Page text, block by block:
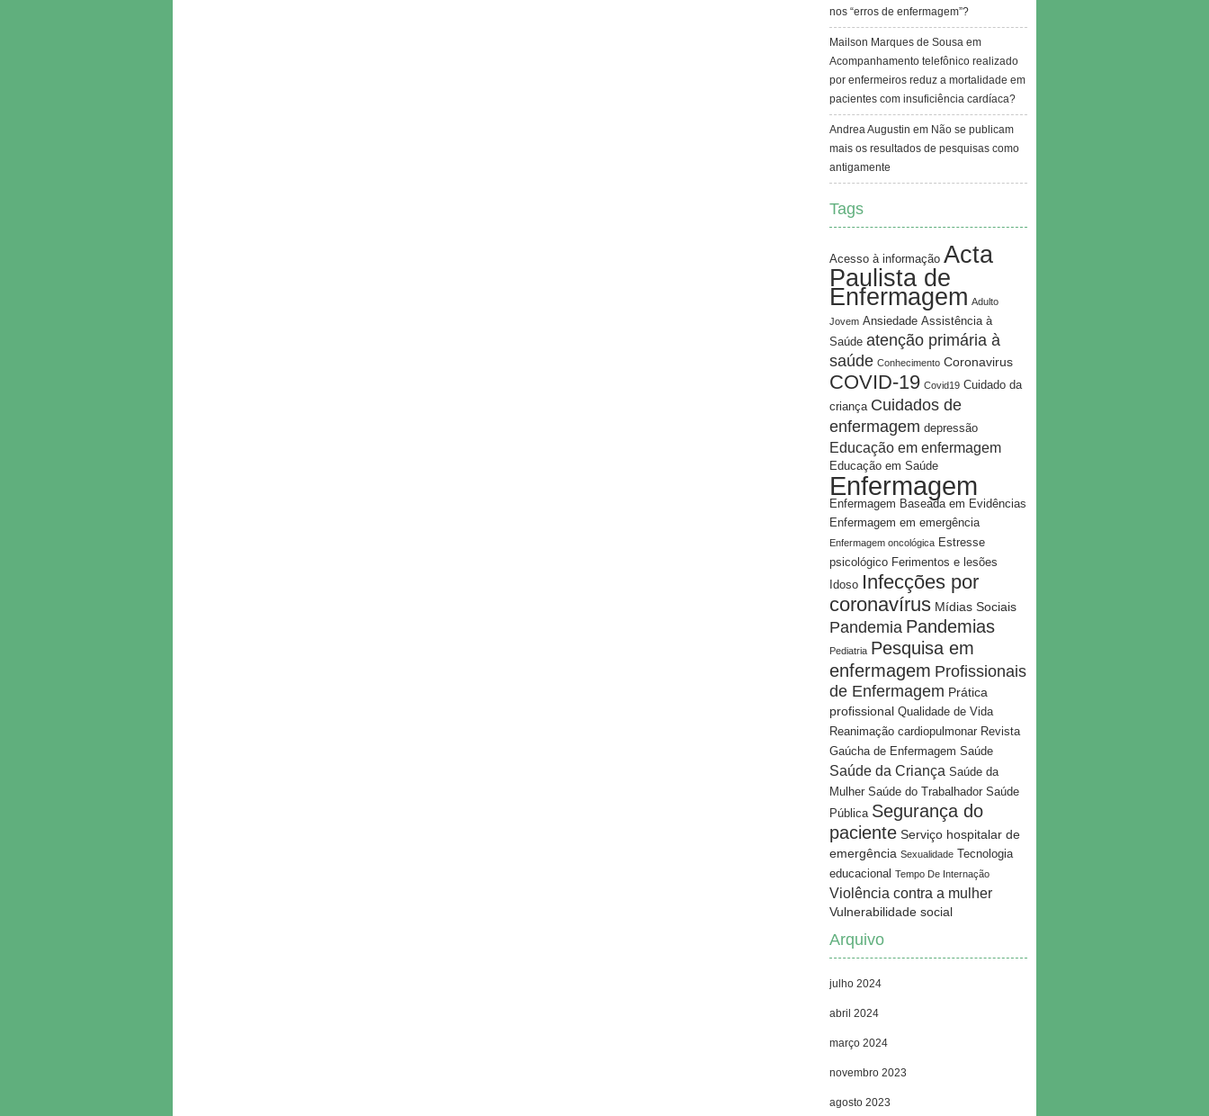
nos “erros de enfermagem”?
Mailson Marques de Sousa em
Acompanhamento telefônico realizado
por enfermeiros reduz a mortalidade em
pacientes com insuficiência cardíaca?
Andrea Augustin em Não se publicam
mais os resultados de pesquisas como
antigamente
Tags
Acesso à informação Acta
Paulista de
Enfermagem Adulto
Jovem Ansiedade Assistência à
Saúde atenção primária à
saúde Conhecimento Coronavirus
COVID-19 Covid19 Cuidado da
criança Cuidados de
enfermagem depressão
Educação em enfermagem
Educação em Saúde
Enfermagem
Enfermagem Baseada em Evidências
Enfermagem em emergência
Enfermagem oncológica Estresse
psicológico Ferimentos e lesões
Idoso Infecções por
coronavírus Mídias Sociais
Pandemia Pandemias
Pediatria Pesquisa em
enfermagem Profissionais
de Enfermagem Prática
profissional Qualidade de Vida
Reanimação cardiopulmonar Revista
Gaúcha de Enfermagem Saúde
Saúde da Criança Saúde da
Mulher Saúde do Trabalhador Saúde
Pública Segurança do
paciente Serviço hospitalar de
emergência Sexualidade
Tecnologia
educacional Tempo De Internação
Violência contra a mulher
Vulnerabilidade social
Arquivo
julho 2024
abril 2024
março 2024
novembro 2023
agosto 2023